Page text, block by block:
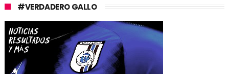
#VERDADERO GALLO